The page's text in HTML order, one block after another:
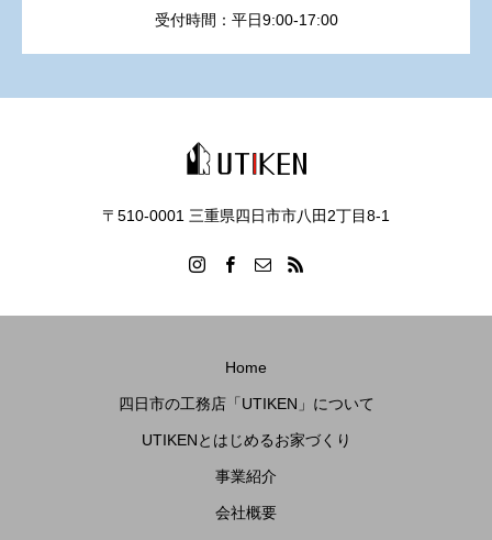
受付時間：平日9:00-17:00
〒510-0001 三重県四日市市八田2丁目8‐1
Home
四日市の工務店「UTIKEN」について
UTIKENとはじめるお家づくり
事業紹介
会社概要